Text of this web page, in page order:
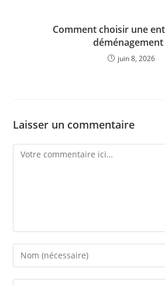
Comment choisir une
déménagement
juin 8, 2026
Laisser un commentaire
Comment
Enter
your
name